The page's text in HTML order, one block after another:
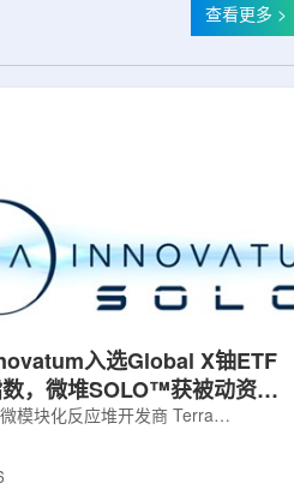
查看更多 >
入选Global X铀ETF
，微堆SOLO™获被动资金
模块化反应堆开发商 Terra